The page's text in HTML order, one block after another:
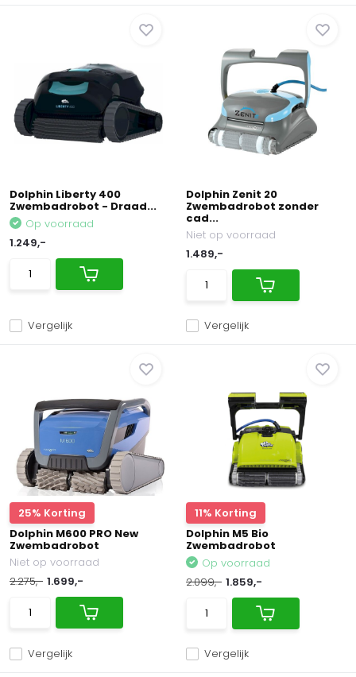
Dolphin Liberty 400
Zwembadrobot - Draad...
Vergelijk
Op voorraad
1.249,-
Dolphin Zenit 20
Zwembadrobot zonder
cad...
Vergelijk
Niet op voorraad
1.489,-
25% Korting
Dolphin M600 PRO New
Zwembadrobot
Vergelijk
Niet op voorraad
2.275,- 1.699,-
11% Korting
Dolphin M5 Bio
Zwembadrobot
Vergelijk
Op voorraad
2.099,- 1.859,-